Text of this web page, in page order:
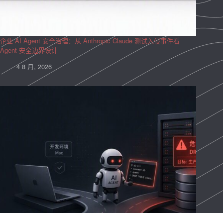
企业 AI Agent 安全治理：从 Anthropic Claude 测试入侵事件看
Agent 安全边界设计
4 8 月, 2026